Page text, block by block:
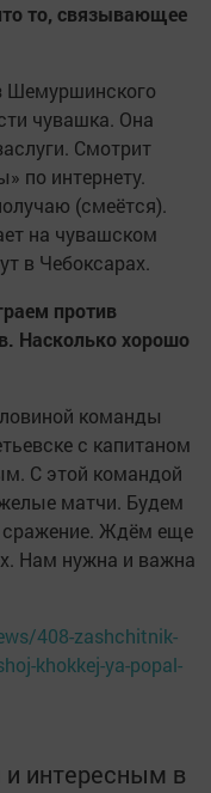
то, связывающее
Шемуршинского
чувашка. Она
Смотрит
по интернету.
(смеётся).
на чувашском
в Чебоксарах.
против
Насколько хорошо
команды
с капитаном
С этой командой
матчи. Будем
сражение. Ждём еще
Нам нужна и важна
408-zashchitnik-
khokkej-ya-popal-
интересным в